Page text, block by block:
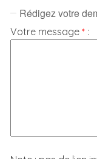
Rédigez votre
Votre message* :